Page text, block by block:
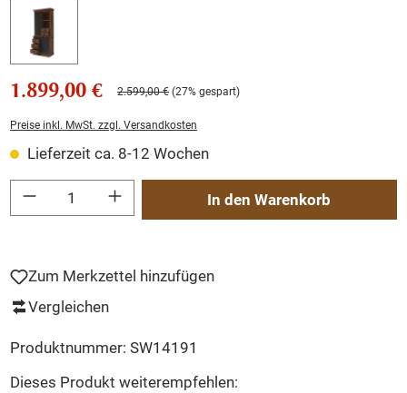
1.899,00 € 2.599,00 € (27% gespart)
Preise inkl. MwSt. zzgl. Versandkosten
Lieferzeit ca. 8-12 Wochen
Produkt Anzahl: Gib den gewünschten Wert ein oder benutze die Schaltflächen
In den Warenkorb
Zum Merkzettel hinzufügen
Vergleichen
Produktnummer: SW14191
Dieses Produkt weiterempfehlen: